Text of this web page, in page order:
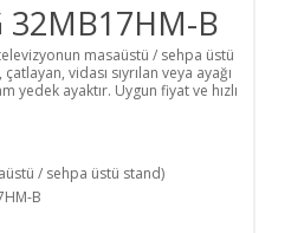
32MB17HM-B
masaüstü / sehpa üstü
çatlayan, vidası sıyrılan veya ayağı
yedek ayaktır. Uygun fiyat ve hızlı
/ sehpa üstü stand)
B